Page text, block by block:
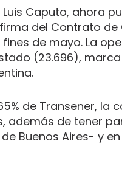
Caputo, ahora
del Contrato
de mayo. La
(23.696),
de Transener, la
además de tener
Buenos Aires- y